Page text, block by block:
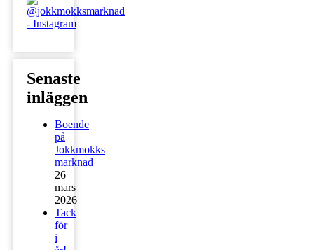
Senaste
inläggen
Boende
på
Jokkmokks
marknad
26
mars
2026
Tack
för
i